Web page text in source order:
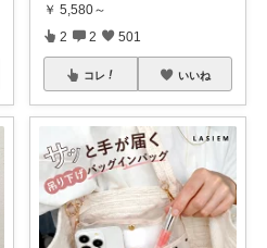
￥ 5,580～
2 2 501
コレ いいね